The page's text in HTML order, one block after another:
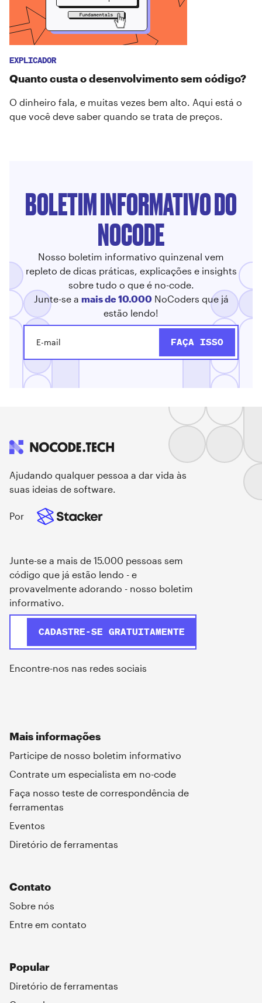
EXPLICADOR
Quanto custa o desenvolvimento sem código?
O dinheiro fala, e muitas vezes bem alto. Aqui está o
que você deve saber quando se trata de preços.
BOLETIM INFORMATIVO DO
NOCODE
Nosso boletim informativo quinzenal vem
repleto de dicas práticas, explicações e insights
sobre tudo o que é no-code.
Junte-se a mais de 10.000NoCoders que já
estão lendo!
Ajudando qualquer pessoa a dar vida às
suas ideias de software.
Por
Junte-se a mais de 15.000 pessoas sem
código que já estão lendo - e
provavelmente adorando - nosso boletim
informativo.
Encontre-nos nas redes sociais
Mais informações
Participe de nosso boletim informativo
Contrate um especialista em no-code
Faça nosso teste de correspondência de
ferramentas
Eventos
Diretório de ferramentas
Popular
Diretório de ferramentas
Contato
Sobre nós
Entre em contato